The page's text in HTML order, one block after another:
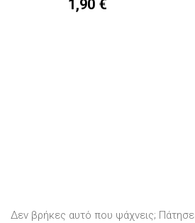
1,90 €
Δεν βρήκες αυτό που ψάχνεις; Πάτησε